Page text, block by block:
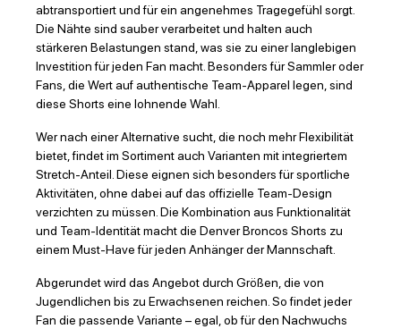
abtransportiert und für ein angenehmes Tragegefühl sorgt.
Die Nähte sind sauber verarbeitet und halten auch
stärkeren Belastungen stand, was sie zu einer langlebigen
Investition für jeden Fan macht. Besonders für Sammler oder
Fans, die Wert auf authentische Team-Apparel legen, sind
diese Shorts eine lohnende Wahl.
Wer nach einer Alternative sucht, die noch mehr Flexibilität
bietet, findet im Sortiment auch Varianten mit integriertem
Stretch-Anteil. Diese eignen sich besonders für sportliche
Aktivitäten, ohne dabei auf das offizielle Team-Design
verzichten zu müssen. Die Kombination aus Funktionalität
und Team-Identität macht die Denver Broncos Shorts zu
einem Must-Have für jeden Anhänger der Mannschaft.
Abgerundet wird das Angebot durch Größen, die von
Jugendlichen bis zu Erwachsenen reichen. So findet jeder
Fan die passende Variante – egal, ob für den Nachwuchs